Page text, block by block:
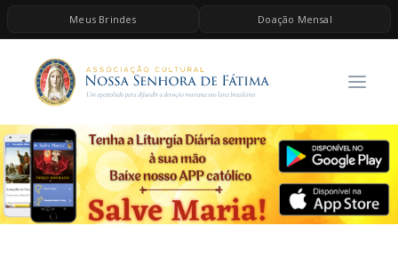
Meus Brindes Doação Mensal
HOME
A ASSOCIAÇÃO
CONTEÚDOS DE MARIA
ESPIRITUALIDADE
AS MELHORES MÚSICAS CATÓLICAS
BRINDES